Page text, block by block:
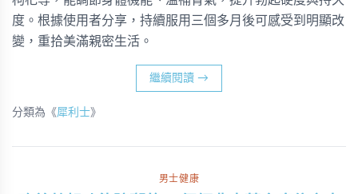
度。根據使用者分享，持續服用三個多月後可感受到明顯改
變，重拾美滿親密生活。
繼續閱讀 →
分類為《犀利士》
男士健康